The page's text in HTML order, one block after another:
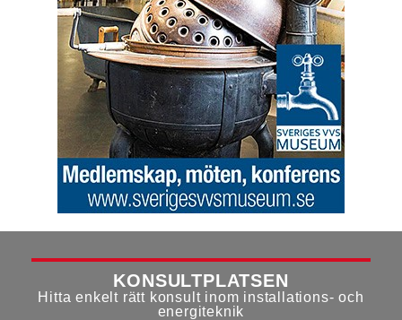
KONSULTPLATSEN
Hitta enkelt rätt konsult inom installations- och
energiteknik